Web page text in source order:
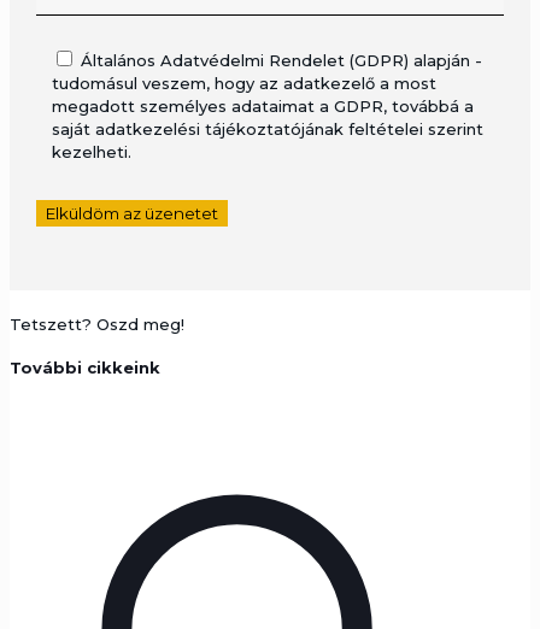
Általános Adatvédelmi Rendelet (GDPR) alapján -
tudomásul veszem, hogy az adatkezelő a most
megadott személyes adataimat a GDPR, továbbá a
saját adatkezelési tájékoztatójának feltételei szerint
kezelheti.
Tetszett? Oszd meg!
További cikkeink